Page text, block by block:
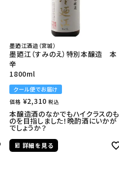
墨廼江酒造（宮城）
墨廼江（すみのえ）特別本醸造 本
辛
1800ml
クール便でお届け
価格 ¥2,310 税込
本醸造酒のなかでもハイクラスのも
のを目指しました！晩酌酒にいかが
でしょうか？
詳細を見る